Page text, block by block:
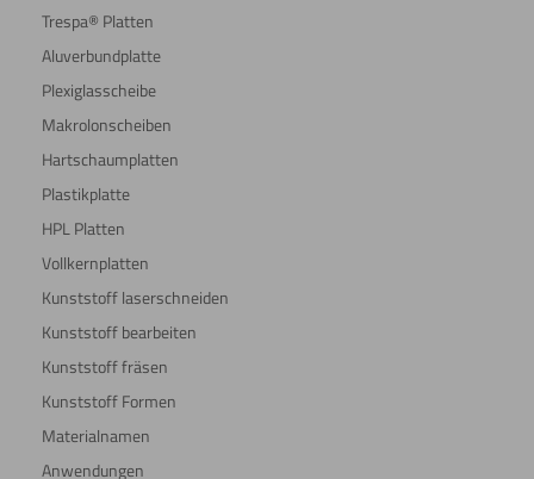
Trespa® Platten
Aluverbundplatte
Plexiglasscheibe
Makrolonscheiben
Hartschaumplatten
Plastikplatte
HPL Platten
Vollkernplatten
Kunststoff laserschneiden
Kunststoff bearbeiten
Kunststoff fräsen
Kunststoff Formen
Materialnamen
Anwendungen